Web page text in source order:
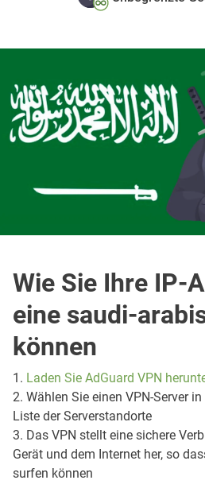
Wie Sie Ihre IP-
eine saudi-
können
1. Laden Sie AdGuard VPN
2. Wählen Sie einen VPN-Server
Liste der Serverstandorte
3. Das VPN stellt eine sichere
Gerät und dem Internet her, so
surfen können